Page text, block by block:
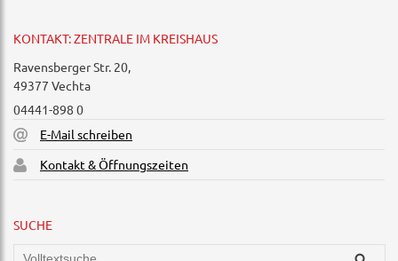
KONTAKT: ZENTRALE IM KREISHAUS
Ravensberger Str. 20,
49377 Vechta
04441-898 0
E-Mail schreiben
Kontakt & Öffnungszeiten
SUCHE